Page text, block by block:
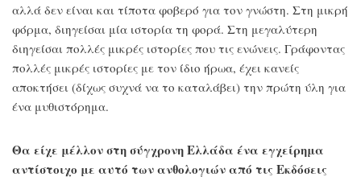
αλλά δεν είναι και τίποτα φοβερό για τον γνώστη. Στη μικρή
φόρμα, διηγείσαι μία ιστορία τη φορά. Στη μεγαλύτερη
διηγείσαι πολλές μικρές ιστορίες που τις ενώνεις. Γράφοντας
πολλές μικρές ιστορίες με τον ίδιο ήρωα, έχει κανείς
αποκτήσει (δίχως συχνά να το καταλάβει) την πρώτη ύλη για
ένα μυθιστόρημα.
Θα είχε μέλλον στη σύγχρονη Ελλάδα ένα εγχείρημα
αντίστοιχο με αυτό των ανθολογιών από τις Εκδόσεις